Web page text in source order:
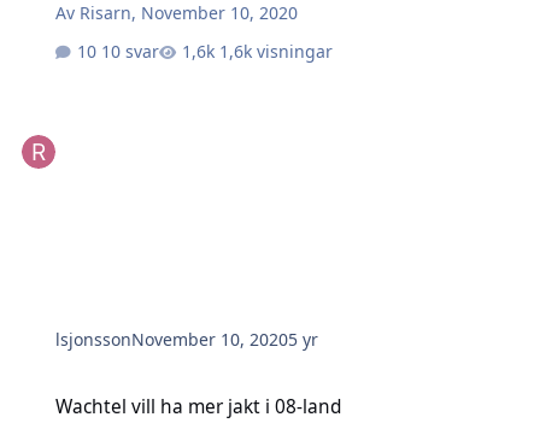
Av Risarn, November 10, 2020
10 svar
1,6k visningar
lsjonssonNovember 10, 20205 yr
Wachtel vill ha mer jakt i 08-land